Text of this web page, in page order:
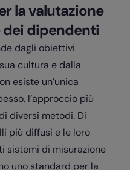
la valutazione
dipendenti
dagli obiettivi
cultura e dalla
esiste un’unica
l’approccio più
diversi metodi. Di
più diffusi e le loro
sistemi di misurazione
uno standard per la